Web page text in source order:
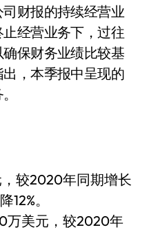
财报的持续经营业
经营业务下，过往
保财务业绩比较基
，本季报中呈现的
较2020年同期增长
。
万美元，较2020年